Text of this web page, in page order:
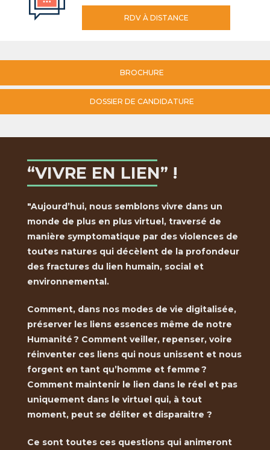
RDV À DISTANCE
BROCHURE
DOSSIER DE CANDIDATURE
“VIVRE EN LIEN” !
"Aujourd’hui, nous semblons vivre dans un
monde de plus en plus virtuel, traversé de
manière symptomatique par des violences de
toutes natures qui décèlent de la profondeur
des fractures du lien humain, social et
environnemental.
Comment, dans nos modes de vie digitalisée,
préserver les liens essences même de notre
Humanité ? Comment veiller, repenser, voire
réinventer ces liens qui nous unissent et nous
forgent en tant qu’homme et femme ?
Comment maintenir le lien dans le réel et pas
uniquement dans le virtuel qui, à tout
moment, peut se déliter et disparaitre ?
Ce sont toutes ces questions qui animeront